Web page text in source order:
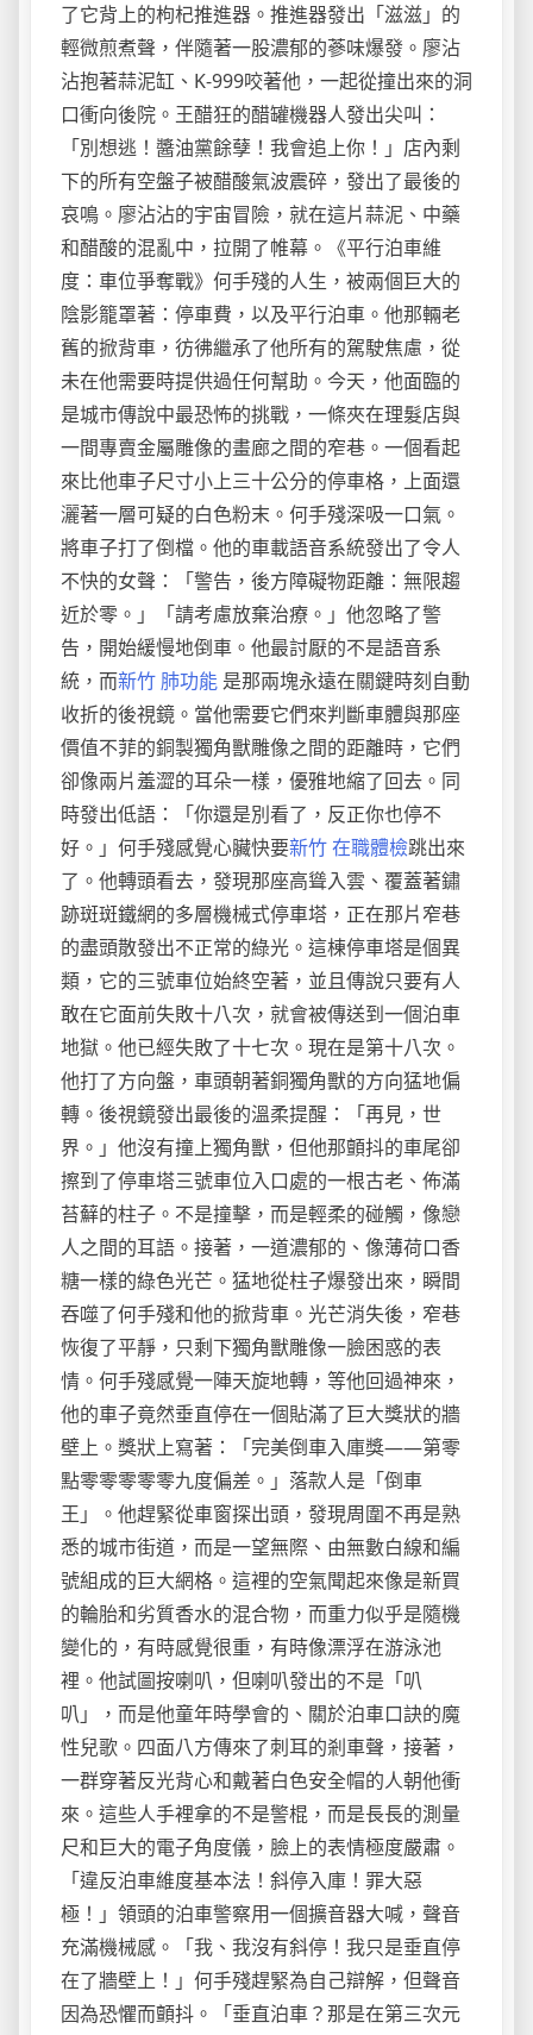
了它背上的枸杞推進器。推進器發出「滋滋」的
輕微煎煮聲，伴隨著一股濃郁的蔘味爆發。廖沾
沾抱著蒜泥缸、K-999咬著他，一起從撞出來的洞
口衝向後院。王醋狂的醋罐機器人發出尖叫：
「別想逃！醬油黨餘孽！我會追上你！」店內剩
下的所有空盤子被醋酸氣波震碎，發出了最後的
哀鳴。廖沾沾的宇宙冒險，就在這片蒜泥、中藥
和醋酸的混亂中，拉開了帷幕。《平行泊車維
度：車位爭奪戰》何手殘的人生，被兩個巨大的
陰影籠罩著：停車費，以及平行泊車。他那輛老
舊的掀背車，彷彿繼承了他所有的駕駛焦慮，從
未在他需要時提供過任何幫助。今天，他面臨的
是城市傳說中最恐怖的挑戰，一條夾在理髮店與
一間專賣金屬雕像的畫廊之間的窄巷。一個看起
來比他車子尺寸小上三十公分的停車格，上面還
灑著一層可疑的白色粉末。何手殘深吸一口氣。
將車子打了倒檔。他的車載語音系統發出了令人
不快的女聲：「警告，後方障礙物距離：無限趨
近於零。」「請考慮放棄治療。」他忽略了警
告，開始緩慢地倒車。他最討厭的不是語音系
統，而新竹 肺功能 是那兩塊永遠在關鍵時刻自動
收折的後視鏡。當他需要它們來判斷車體與那座
價值不菲的銅製獨角獸雕像之間的距離時，它們
卻像兩片羞澀的耳朵一樣，優雅地縮了回去。同
時發出低語：「你還是別看了，反正你也停不
好。」何手殘感覺心臟快要新竹 在職體檢跳出來
了。他轉頭看去，發現那座高聳入雲、覆蓋著鏽
跡斑斑鐵網的多層機械式停車塔，正在那片窄巷
的盡頭散發出不正常的綠光。這棟停車塔是個異
類，它的三號車位始終空著，並且傳說只要有人
敢在它面前失敗十八次，就會被傳送到一個泊車
地獄。他已經失敗了十七次。現在是第十八次。
他打了方向盤，車頭朝著銅獨角獸的方向猛地偏
轉。後視鏡發出最後的溫柔提醒：「再見，世
界。」他沒有撞上獨角獸，但他那顫抖的車尾卻
擦到了停車塔三號車位入口處的一根古老、佈滿
苔蘚的柱子。不是撞擊，而是輕柔的碰觸，像戀
人之間的耳語。接著，一道濃郁的、像薄荷口香
糖一樣的綠色光芒。猛地從柱子爆發出來，瞬間
吞噬了何手殘和他的掀背車。光芒消失後，窄巷
恢復了平靜，只剩下獨角獸雕像一臉困惑的表
情。何手殘感覺一陣天旋地轉，等他回過神來，
他的車子竟然垂直停在一個貼滿了巨大獎狀的牆
壁上。獎狀上寫著：「完美倒車入庫獎——第零
點零零零零零九度偏差。」落款人是「倒車
王」。他趕緊從車窗探出頭，發現周圍不再是熟
悉的城市街道，而是一望無際、由無數白線和編
號組成的巨大網格。這裡的空氣聞起來像是新買
的輪胎和劣質香水的混合物，而重力似乎是隨機
變化的，有時感覺很重，有時像漂浮在游泳池
裡。他試圖按喇叭，但喇叭發出的不是「叭
叭」，而是他童年時學會的、關於泊車口訣的魔
性兒歌。四面八方傳來了刺耳的剎車聲，接著，
一群穿著反光背心和戴著白色安全帽的人朝他衝
來。這些人手裡拿的不是警棍，而是長長的測量
尺和巨大的電子角度儀，臉上的表情極度嚴肅。
「違反泊車維度基本法！斜停入庫！罪大惡
極！」領頭的泊車警察用一個擴音器大喊，聲音
充滿機械感。「我、我沒有斜停！我只是垂直停
在了牆壁上！」何手殘趕緊為自己辯解，但聲音
因為恐懼而顫抖。「垂直泊車？那是在第三次元